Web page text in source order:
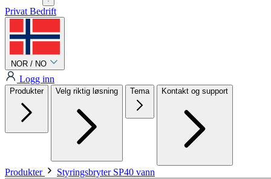
Privat Bedrift
NOR / NO
Logg inn
Produkter Velg riktig løsning Tema Kontakt og support
Produkter Styringsbryter SP40 vann